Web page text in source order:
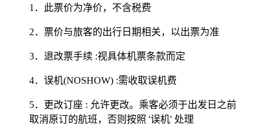
1．此票价为净价，不含税费
2．票价与旅客的出行日期相关，以出票为准
3．退改票手续 :视具体机票条款而定
4．误机(NOSHOW) :需收取误机费
5．更改订座 : 允许更改。乘客必须于出发日之前
取消原订的航班，否则按照 '误机' 处理